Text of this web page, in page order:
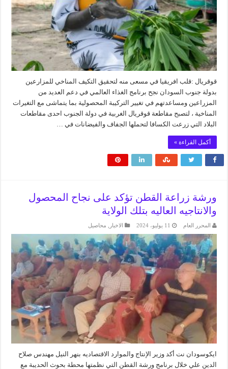
قوقريال :قلب افريقيا في مسعى منه لتحقيق التكيف المناخي للمزارعين
بدولة جنوب السودان نجح برنامج الغذاء العالمي في دعم العديد من
المزراعين ومساعدتهم في تغيير التركيبة المحصولية بما يتماشى مع التغيرات
المناخية ، لتصبح مقاطعة قوقريال الغربية في دولة الجنوب احدى مقاطعات
البلاد التي زرعت الكسافا لتحملها الجفاف والفيضانات في …
أكمل القراءة »
ورشة زراعة القطن تؤكد على نجاح المحصول
والانتاجيه العاليه بتلك الولاية
المحرر العام 11 يوليو، 2024 الاخبار محاصيل
ايكوسودان نت أكد وزير الإنتاج والموارد الاقتصاديه بنهر النيل مهندس صلاح
الدين علي خلال برنامج ورشة القطن التي نظمتها محطة بحوث الحديبة مع